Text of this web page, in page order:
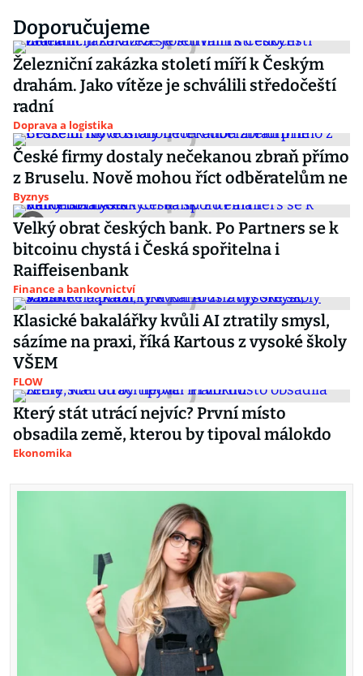
Doporučujeme
Železniční zakázka století míří k Českým
drahám. Jako vítěze je schválili středočeští
radní
Doprava a logistika
České firmy dostaly nečekanou zbraň přímo
z Bruselu. Nově mohou říct odběratelům ne
Byznys
Velký obrat českých bank. Po Partners se k
bitcoinu chystá i Česká spořitelna i
Raiffeisenbank
Finance a bankovnictví
Klasické bakalářky kvůli AI ztratily smysl,
sázíme na praxi, říká Kartous z vysoké školy
VŠEM
FLOW
Který stát utrácí nejvíc? První místo
obsadila země, kterou by tipoval málokdo
Ekonomika